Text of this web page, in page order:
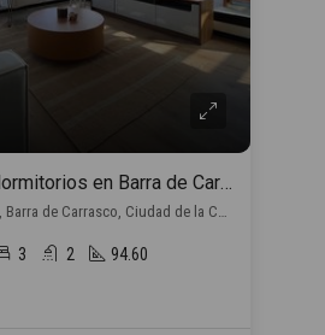
Penthouse 3 dormitorios en Barra de Carrasco
Avenida del Parque, Barra de Carrasco, Ciudad de la Costa
3 2 94.60